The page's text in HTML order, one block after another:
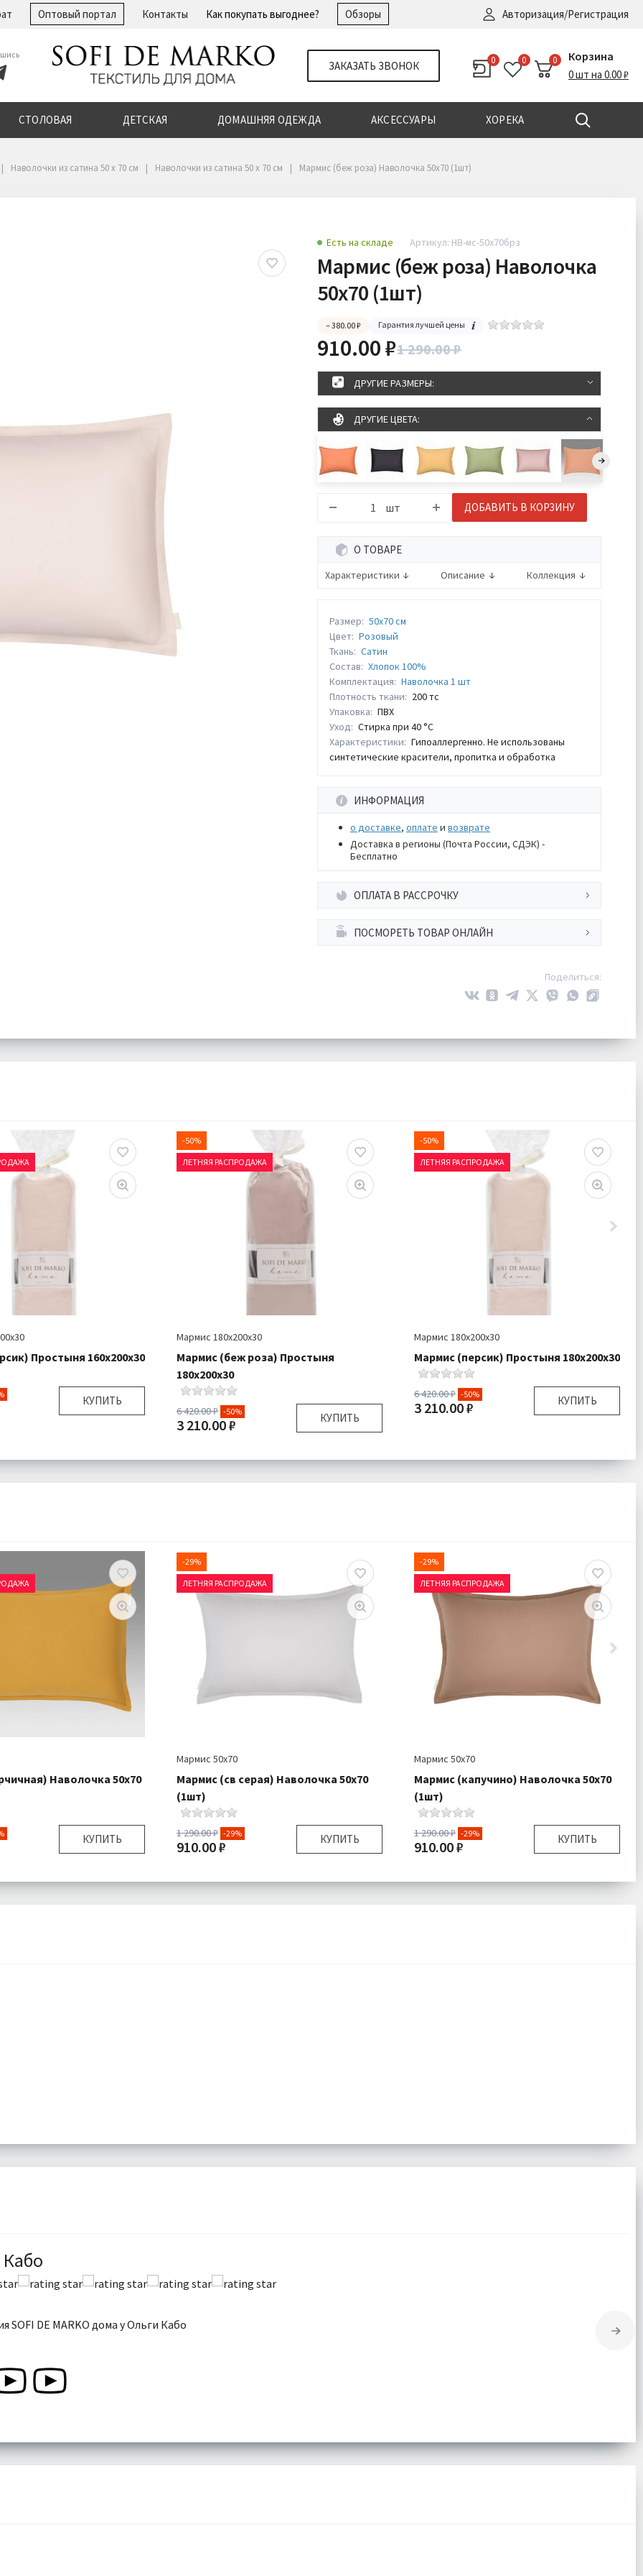
Оптовый портал Контакты Как покупать выгоднее? Обзоры Авторизация/Регистрация
ЗАКАЗАТЬ ЗВОНОК 0 0 0 Корзина
0 шт на 0.00 ₽
СТОЛОВАЯ ДЕТСКАЯ ДОМАШНЯЯ ОДЕЖДА АКСЕССУАРЫ ХОРЕКА
Регистрация
Наволочки из сатина 50 х 70 см Наволочки из сатина 50 х 70 см Мармис (беж роза) Наволочка 50х70 (1шт)
Есть на складе Артикул: НВ-мс-50х70брз
Мармис (беж роза) Наволочка
50х70 (1шт)
– 380.00 ₽ Гарантия лучшей цены
910.00 ₽1 290.00 ₽
ДРУГИЕ РАЗМЕРЫ:
ДРУГИЕ ЦВЕТА:
шт ДОБАВИТЬ В КОРЗИНУ
О ТОВАРЕ
Характеристики Описание Коллекция
Размер: 50х70 см
Цвет: Розовый
Ткань: Сатин
Состав: Хлопок 100%
Комплектация: Наволочка 1 шт
Плотность ткани: 200 тс
Упаковка: ПВХ
Уход: Стирка при 40 °С
Характеристики: Гипоаллергенно. Не использованы
синтетические красители, пропитка и обработка
ИНФОРМАЦИЯ
о доставке, оплате и возврате
Доставка в регионы (Почта России, СДЭК) -
Бесплатно
ОПЛАТА В РАССРОЧКУ
ПОСМОРЕТЬ ТОВАР ОНЛАЙН
Поделиться:
Простыня 160х200х30
КУПИТЬ
-50%
ЛЕТНЯЯ РАСПРОДАЖА
Мармис 180х200х30
Мармис (беж роза) Простыня
180х200х30
6 420.00 ₽ -50%
3 210.00 ₽ КУПИТЬ
Размер:
180х200 см Бортик 30 см
-50%
ЛЕТНЯЯ РАСПРОДАЖА
Мармис 180х200х30
Мармис (персик) Простыня 180х200х30
6 420.00 ₽ -50%
3 210.00 ₽ КУПИТЬ
Наволочка 50х70
КУПИТЬ
50х70 см
-29%
ЛЕТНЯЯ РАСПРОДАЖА
Мармис 50х70
Мармис (св серая) Наволочка 50х70
(1шт)
1 290.00 ₽ -29%
910.00 ₽ КУПИТЬ
Размер:
50х70 см
-29%
ЛЕТНЯЯ РАСПРОДАЖА
Мармис 50х70
Мармис (капучино) Наволочка 50х70
(1шт)
1 290.00 ₽ -29%
910.00 ₽ КУПИТЬ
Размер:
50х70 см
SOFI DE MARKO дома у Ольги Кабо